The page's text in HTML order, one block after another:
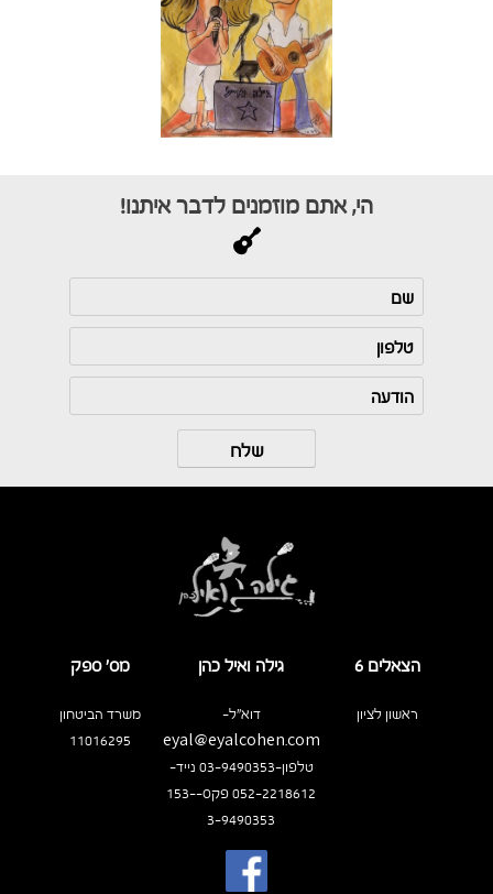
הי, אתם מוזמנים לדבר איתנו!
הצאלים 6
ראשון לציון
גילה ואיל כהן
דוא"ל-
eyal@eyalcohen.com
טלפון-03-9490353 נייד-
052-2218612 פקס-153-
3-9490353
מס’ ספק
משרד הביטחון
11016295